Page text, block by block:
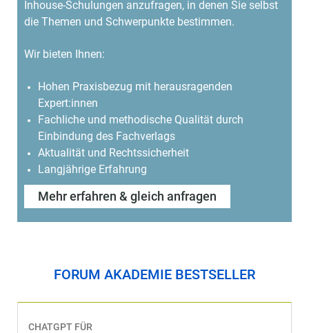
Inhouse-Schulungen anzufragen, in denen Sie selbst
die Themen und Schwerpunkte bestimmen.
Wir bieten Ihnen:
Hohen Praxisbezug mit herausragenden
Expert:innen
Fachliche und methodische Qualität durch
Einbindung des Fachverlags
Aktualität und Rechtssicherheit
Langjährige Erfahrung
Mehr erfahren & gleich anfragen
FORUM AKADEMIE BESTSELLER
CHATGPT FÜR